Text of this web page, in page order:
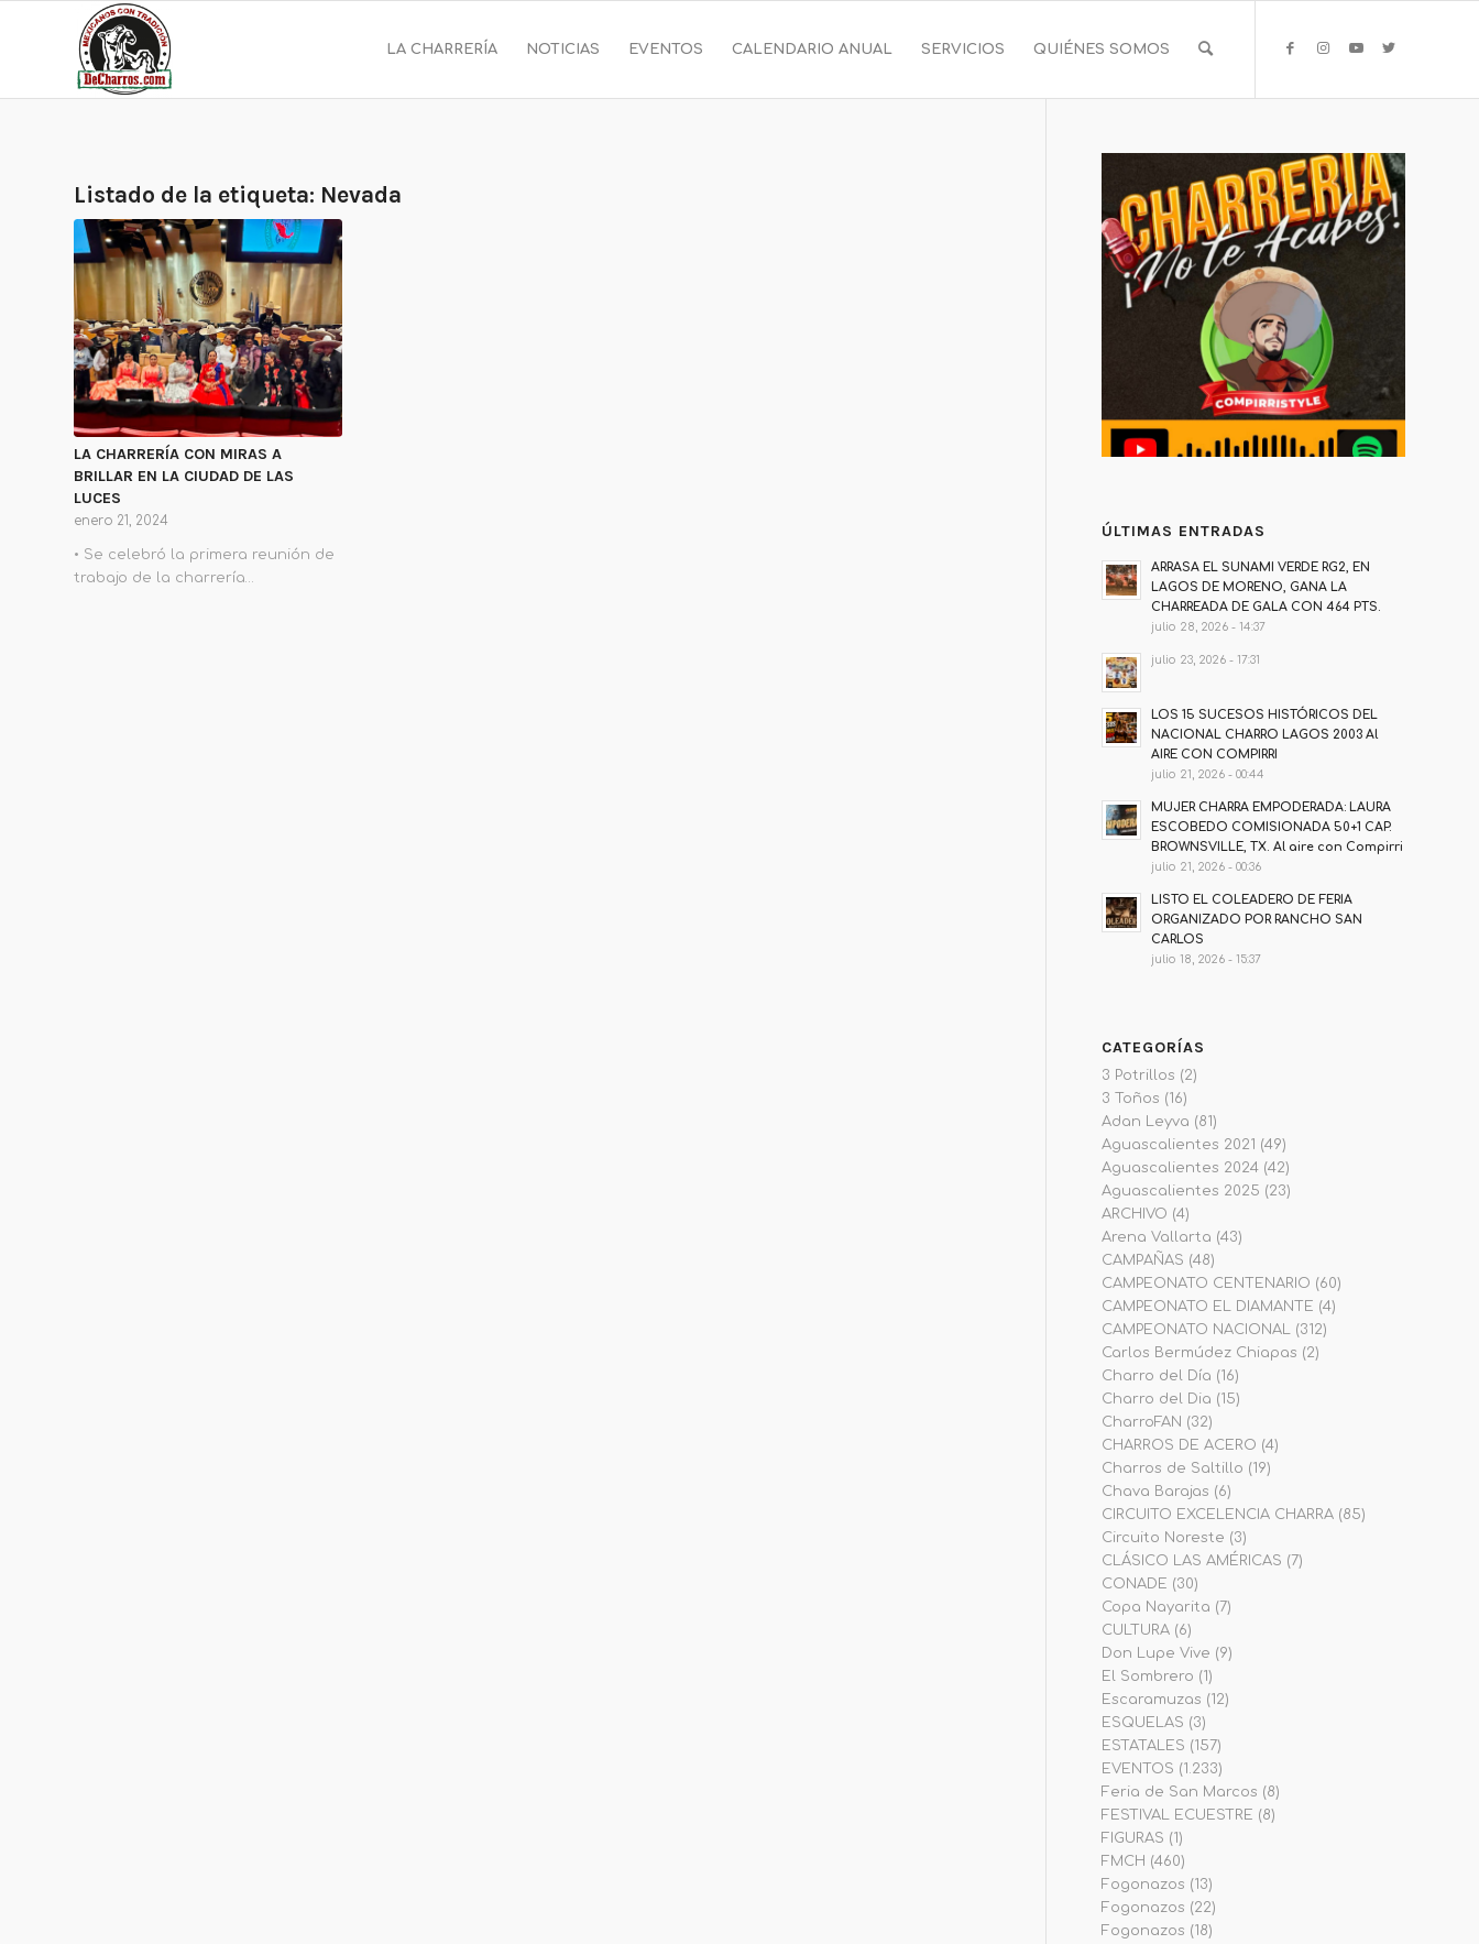
LA CHARRERÍA NOTICIAS EVENTOS CALENDARIO ANUAL SERVICIOS QUIÉNES SOMOS
Listado de la etiqueta: Nevada
LA CHARRERÍA CON MIRAS A
BRILLAR EN LA CIUDAD DE LAS
LUCES
enero 21, 2024
• Se celebró la primera reunión de
trabajo de la charrería…
ÚLTIMAS ENTRADAS
ARRASA EL SUNAMI VERDE RG2, EN
LAGOS DE MORENO, GANA LA
CHARREADA DE GALA CON 464 PTS.
julio 28, 2026 - 14:37
julio 23, 2026 - 17:31
LOS 15 SUCESOS HISTÓRICOS DEL
NACIONAL CHARRO LAGOS 2003 Al
AIRE CON COMPIRRI
julio 21, 2026 - 00:44
MUJER CHARRA EMPODERADA: LAURA
ESCOBEDO COMISIONADA 50+1 CAP.
BROWNSVILLE, TX. Al aire con Compirri
julio 21, 2026 - 00:36
LISTO EL COLEADERO DE FERIA
ORGANIZADO POR RANCHO SAN
CARLOS
julio 18, 2026 - 15:37
CATEGORÍAS
3 Potrillos (2)
3 Toños (16)
Adan Leyva (81)
Aguascalientes 2021 (49)
Aguascalientes 2024 (42)
Aguascalientes 2025 (23)
ARCHIVO (4)
Arena Vallarta (43)
CAMPAÑAS (48)
CAMPEONATO CENTENARIO (60)
CAMPEONATO EL DIAMANTE (4)
CAMPEONATO NACIONAL
(312)
Carlos Bermúdez Chiapas (2)
Charro del Día (16)
Charro del Dia (15)
CharroFAN (32)
CHARROS DE ACERO (4)
Charros de Saltillo (19)
Chava Barajas (6)
CIRCUITO EXCELENCIA CHARRA (85)
Circuito Noreste (3)
CLÁSICO LAS AMÉRICAS (7)
CONADE (30)
Copa Nayarita (7)
CULTURA (6)
Don Lupe Vive (9)
El Sombrero (1)
Escaramuzas (12)
ESQUELAS (3)
ESTATALES (157)
EVENTOS (1.233)
Feria de San Marcos (8)
FESTIVAL ECUESTRE (8)
FIGURAS (1)
FMCH (460)
Fogonazos (13)
Fogonazos (22)
Fogonazos (18)